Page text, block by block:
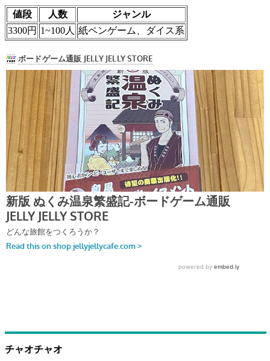
値段 人数
ジャンル
3300円 1~100人 紙ペンゲーム、ダイス系
チャオチャオ